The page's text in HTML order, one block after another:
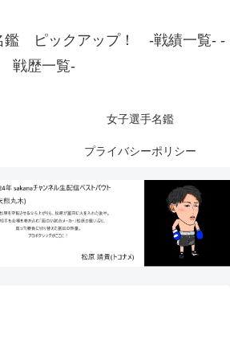
鑑 ピックアップ！ -戦績一覧- -
戦歴一覧-
女子選手名鑑
プライバシーポリシー